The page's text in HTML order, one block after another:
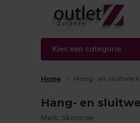
Kies een categorie
Home Hang- en
Hang- en
Merk: Skantrae